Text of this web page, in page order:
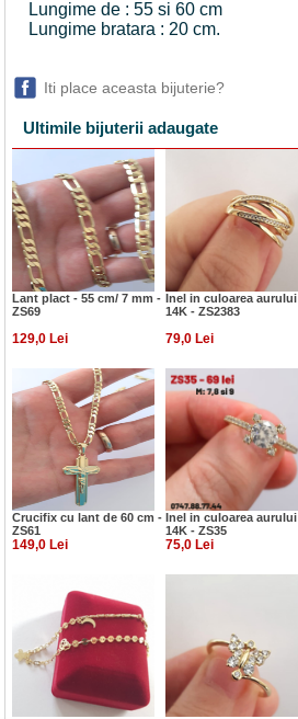
Lungime de : 55 si 60 cm
Lungime bratara : 20 cm.
Iti place aceasta bijuterie?
Ultimile bijuterii adaugate
Lant plact - 55 cm/ 7 mm -
ZS69
Inel in culoarea aurului
14K - ZS2383
129,0 Lei 79,0 Lei
Crucifix cu lant de 60 cm -
ZS61
Inel in culoarea aurului
14K - ZS35
149,0 Lei 75,0 Lei